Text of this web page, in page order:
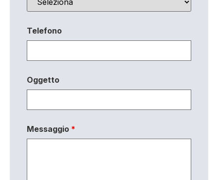
Telefono
Oggetto
Messaggio *